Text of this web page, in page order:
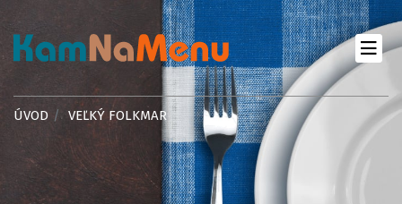
ÚVOD VEĽKÝ FOLKMAR